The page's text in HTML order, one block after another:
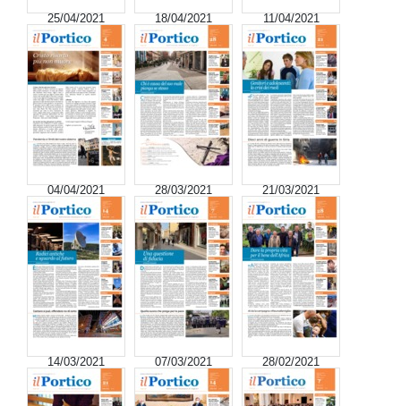
25/04/2021 18/04/2021 11/04/2021
04/04/2021 28/03/2021 21/03/2021
14/03/2021 07/03/2021 28/02/2021